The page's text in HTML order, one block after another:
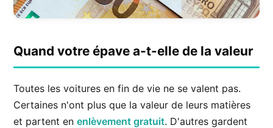
Quand votre épave a-t-elle de la valeur
Toutes les voitures en fin de vie ne se valent pas.
Certaines n'ont plus que la valeur de leurs matières
et partent en enlèvement gratuit. D'autres gardent